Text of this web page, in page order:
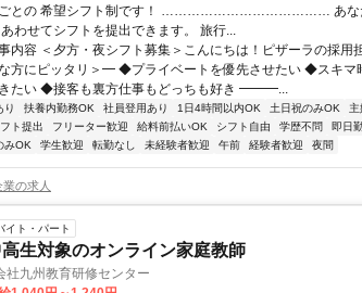
との 希望シフト制です！ ………………………………… あなた
わせてシフトを提出できます。 旅行...
内容 ＜夕方・夜シフト募集＞こんにちは！ピザーラの採用
方にピッタリ＞━ ◆プライベートを優先させたい ◆スキマ
たい ◆接客も裏方仕事もどっちも好き ━━━...
り 扶養内勤務OK 社員登用あり 1日4時間以内OK 土日祝のみOK
ト提出
フリーター歓迎 給料前払いOK シフト自由 学歴不問 即日
みOK
学生歓迎 転勤なし 未経験者歓迎 午前 経験者歓迎 夜間
業の求人
イト・パート
生対象のオンライン家庭教師
社九州教育研修センター